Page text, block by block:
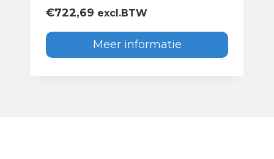
€722,69 excl.BTW
Meer informatie